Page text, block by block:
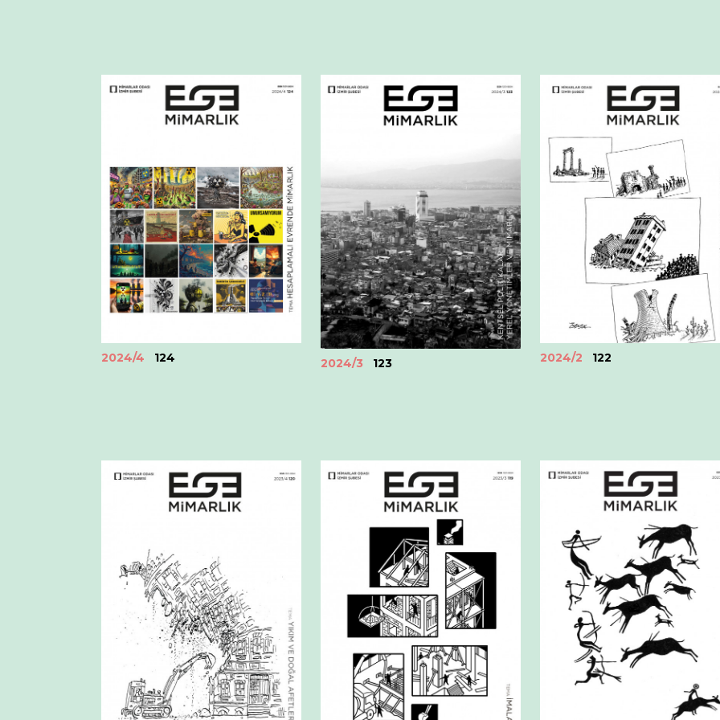
2024/4 124 2024/3 123 2024/2 122